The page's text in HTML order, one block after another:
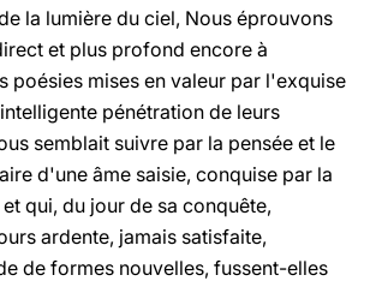
la lumière du ciel, Nous éprouvons
et plus profond encore à
poésies mises en valeur par l'exquise
pénétration de leurs
semblait suivre par la pensée et le
d'une âme saisie, conquise par la
qui, du jour de sa conquête,
ardente, jamais satisfaite,
de formes nouvelles, fussent-elles